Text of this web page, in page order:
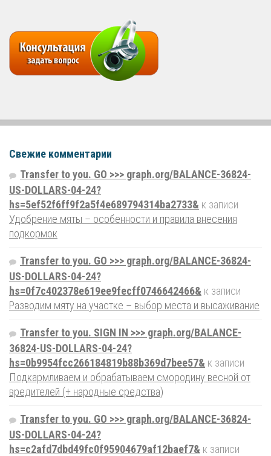
Свежие комментарии
Transfer to you. GO >>> graph.org/BALANCE-36824-
US-DOLLARS-04-24?
hs=5ef52f6ff9f2a5f4e689794314ba2733& к записи
Удобрение мяты – особенности и правила внесения
подкормок
Transfer to you. GO >>> graph.org/BALANCE-36824-
US-DOLLARS-04-24?
hs=0f7c402378e619ee9fecff0746642466& к записи
Разводим мяту на участке – выбор места и высаживание
Transfer to you. SIGN IN >>> graph.org/BALANCE-
36824-US-DOLLARS-04-24?
hs=0b9954fcc266184819b88b369d7bee57& к записи
Подкармливаем и обрабатываем смородину весной от
вредителей (+ народные средства)
Transfer to you. GO >>> graph.org/BALANCE-36824-
US-DOLLARS-04-24?
hs=c2afd7dbd49fc0f95904679af12baef7& к записи